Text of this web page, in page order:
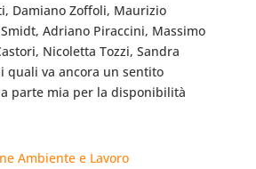
Damiano Zoffoli, Maurizio
Adriano Piraccini, Massimo
Nicoletta Tozzi, Sandra
quali va ancora un sentito
parte mia per la disponibilità
Ambiente e Lavoro